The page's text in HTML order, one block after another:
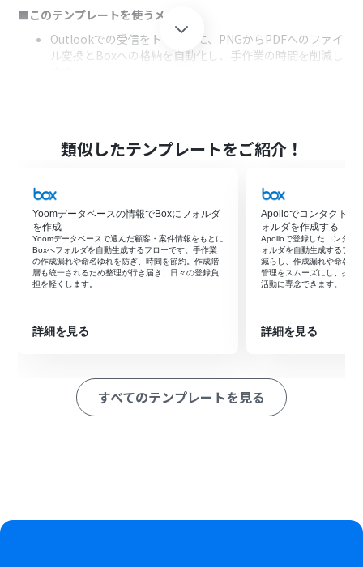
■このテンプレートを使うメリット
Outlookでの受信をトリガーに、PNGからPDFへのファイ
ル変換とBoxへの格納を自動化し、手作業の時間を削減し
■フローボットの流れ
次に、トリガーでOutlookを選択し、「特定の件名のメー
ルを受信したら」というアクションを設定します。
続いて、オペレーションでOutlookの「メールの添付ファ
イルの情報を取得する」「メールの添付ファイルをダウ
ンロード」アクションを順に設定します。
その後、オペレーションでCloudConvertの「ファイルを
取得」「ファイルをダウンロード」アクションを順に設定
ド」アクションを設定し、変換されたPDFファイルを指定
のフォルダに格納します。
※「トリガー」：フロー起動のきっかけとなるアクション、「オ
力形式（PDF）やその他の変換オプションを任意で設定で
類似したテンプレートをご紹介！
Yoomデータベースの情報でBoxにフォルダ
を作成
Yoomデータベースで選んだ顧客・案件情報をもとに
Boxへフォルダを自動生成するフローです。手作業
の作成漏れや命名ゆれを防ぎ、時間を節約。作成階
層も統一されるため整理が行き届き、日々の登録負
担を軽くします。
詳細を見る
Apolloでコンタクトが
ォルダを作成する
Apolloで登録したコンタク
ォルダを自動生成するフロ
減らし、作成漏れや命名ミ
管理をスムーズにし、担当
活動に専念できます。
詳細を見る
すべてのテンプレートを見る